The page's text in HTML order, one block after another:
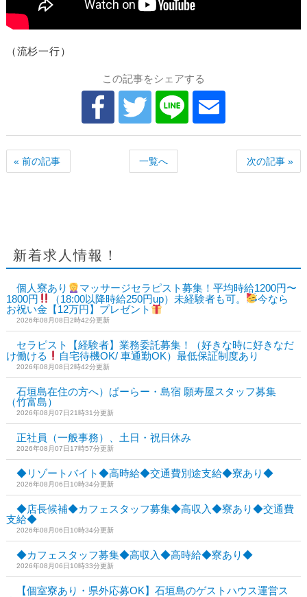
（流杉一行）
この記事をシェアする
« 前の記事 一覧へ 次の記事 »
新着求人情報！
個人寮あり
マッサージセラピスト募集！平均時給1200円〜
1800円
（18:00以降時給250円up）未経験者も可。
今なら
お祝い金【12万円】プレゼント
2026年08月08日2時42分更新
セラピスト【経験者】業務委託募集！（好きな時に好きなだ
け働ける
自宅待機OK/ 車通勤OK）最低保証制度あり
2026年08月08日2時42分更新
石垣島在住の方へ）ぱーらー・島宿 願寿屋スタッフ募集
（竹富島）
2026年08月07日21時31分更新
正社員（一般事務）、土日・祝日休み
2026年08月07日17時57分更新
◆リゾートバイト◆高時給◆交通費別途支給◆寮あり◆
2026年08月06日10時34分更新
◆店長候補◆カフェスタッフ募集◆高収入◆寮あり◆交通費
支給◆
2026年08月06日10時34分更新
◆カフェスタッフ募集◆高収入◆高時給◆寮あり◆
2026年08月06日10時33分更新
【個室寮あり・県外応募OK】石垣島のゲストハウス運営ス